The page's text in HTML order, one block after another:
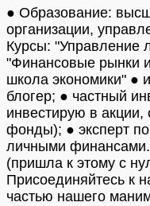
● Образование:
организации,
Курсы: "Управление
"Финансовые рынки
школа экономики" ●
блогер; ● частный
инвестирую в
фонды); ● эксперт
личными
(пришла к этому с
Присоединяйтесь к
частью нашего